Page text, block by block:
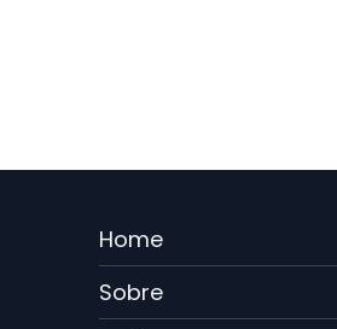
Menu
Rodape
PT
Home
Sobre